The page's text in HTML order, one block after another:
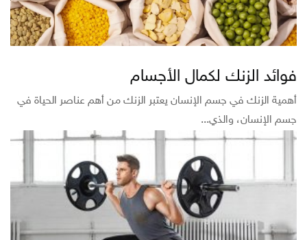
فوائد الزنك لكمال الأجسام
أهمية الزنك في جسم الإنسان يعتبر الزنك من أهم عناصر الحياة في
جسم الإنسان، والذي...